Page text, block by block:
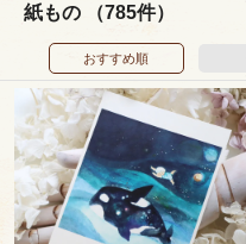
紙もの （785件）
おすすめ順